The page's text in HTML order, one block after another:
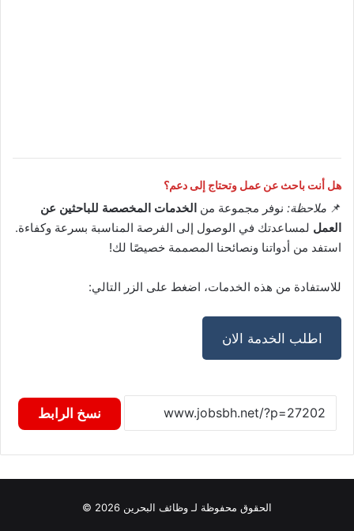
هل أنت باحث عن عمل وتحتاج إلى دعم؟
📌 ملاحظة: نوفر مجموعة من الخدمات المخصصة للباحثين عن
العمل لمساعدتك في الوصول إلى الفرصة المناسبة بسرعة وكفاءة.
استفد من أدواتنا ونصائحنا المصممة خصيصًا لك!
للاستفادة من هذه الخدمات، اضغط على الزر التالي:
اطلب الخدمة الان
نسخ الرابط
الحقوق محفوظة لـ وظائف البحرين 2026 ©